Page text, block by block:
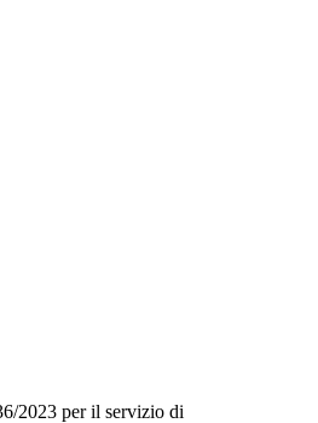
2023 per il servizio di